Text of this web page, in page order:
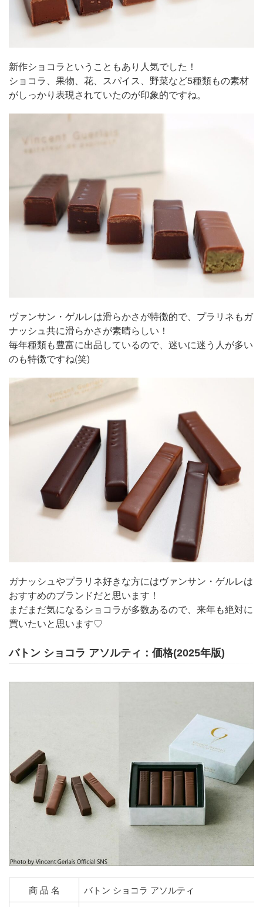
新作ショコラということもあり人気でした！
ショコラ、果物、花、スパイス、野菜など5種類もの素材
がしっかり表現されていたのが印象的ですね。
ヴァンサン・ゲルレは滑らかさが特徴的で、プラリネもガ
ナッシュ共に滑らかさが素晴らしい！
毎年種類も豊富に出品しているので、迷いに迷う人が多い
のも特徴ですね(笑)
ガナッシュやプラリネ好きな方にはヴァンサン・ゲルレは
おすすめのブランドだと思います！
まだまだ気になるショコラが多数あるので、来年も絶対に
買いたいと思います♡
バトン ショコラ アソルティ：価格(2025年版)
商 品 名
バトン ショコラ アソルティ